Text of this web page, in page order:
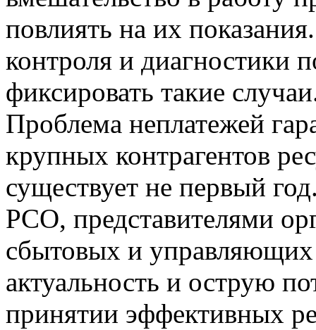
повлиять на их
контроля и диагностики
фиксировать такие
Проблема неплатежей
крупных контрагентов
существует не первый
РСО, представителями
сбытовых и
актуальность и острую
принятии эффективных